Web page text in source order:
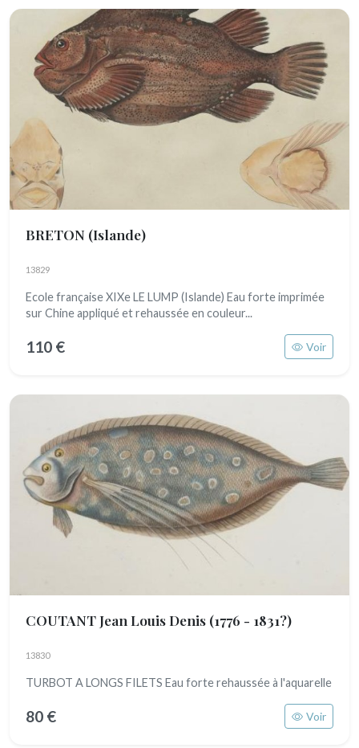
BRETON (Islande)
13829
Ecole française XIXe LE LUMP (Islande) Eau forte imprimée
sur Chine appliqué et rehaussée en couleur...
110 € Voir
COUTANT Jean Louis Denis (1776 - 1831?)
13830
TURBOT A LONGS FILETS Eau forte rehaussée à l'aquarelle
80 € Voir